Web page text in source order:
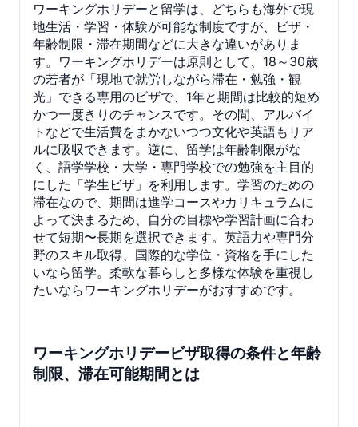
ワーキングホリデーと留学は、どちらも海外で現
地生活・学習・体験が可能な制度ですが、ビザ・
年齢制限・滞在期間などに大きな違いがありま
す。ワーキングホリデーは原則として、18～30歳
の若者が「現地で就労しながら滞在・勉強・観
光」できる専用のビザで、1年と期間は比較的短め
かつ一度きりのチャンスです。その間、アルバイ
トなどで生活費をまかないつつ文化や英語もリア
ルに吸収できます。逆に、留学は年齢制限がな
く、語学学校・大学・専門学校での勉強を主目的
にした「学生ビザ」を利用します。学習のための
滞在なので、期間は進学コースやカリキュラムに
よって決まるため、自分の目標や学習計画に合わ
せて短期〜長期を選択できます。英語力や専門分
野のスキル取得、国際的な学位・資格を手にした
いなら留学。柔軟な暮らしと多様な体験を重視し
たいならワーキングホリデーがおすすめです。
ワーキングホリデービザ取得の条件と年齢
制限、滞在可能期間とは